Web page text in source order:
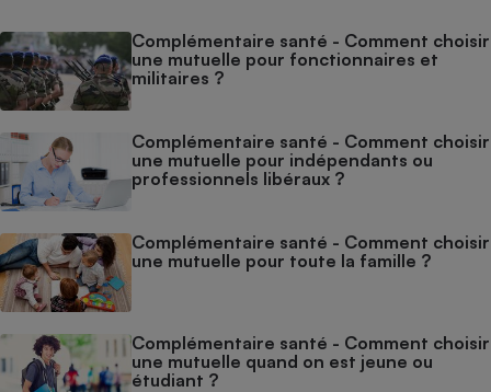
Complémentaire santé - Comment choisir
une mutuelle pour fonctionnaires et
militaires ?
Complémentaire santé - Comment choisir
une mutuelle pour indépendants ou
professionnels libéraux ?
Complémentaire santé - Comment choisir
une mutuelle pour toute la famille ?
Complémentaire santé - Comment choisir
une mutuelle quand on est jeune ou
étudiant ?